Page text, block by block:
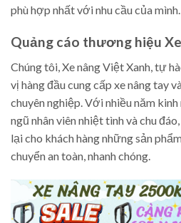
phù hợp nhất với nhu cầu của mình.
Quảng cáo thương hiệu
Chúng tôi, Xe nâng Việt Xanh, tự
vị hàng đầu cung cấp xe nâng tay
chuyên nghiệp. Với nhiều năm
ngũ nhân viên nhiệt tình và chu
lại cho khách hàng những sản
chuyển an toàn, nhanh chóng.